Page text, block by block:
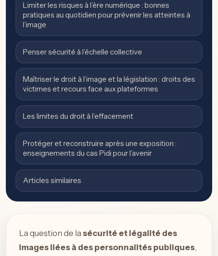
Limiter les risques à l’ère numérique : bonnes
pratiques au quotidien pour prévenir les atteintes à
l’image
Penser sécurité à l’échelle collective
Maîtriser le droit à l’image et la législation : droits des
victimes et recours face aux plateformes
Les limites du droit à l’effacement
Protéger et reconstruire après une exposition :
enseignements du cas Pidi pour l’avenir
Articles similaires
La question de lasécurité et légalité des
images liées à des personnalités publiques,